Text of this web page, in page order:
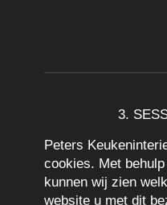
3.
Peters
cookies. Met
kunnen wij zien
website u met dit